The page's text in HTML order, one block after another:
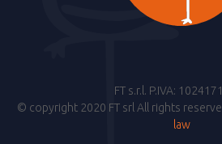
FT s.r.l. P.IVA:
© copyright 2020 FT srl All rights
law